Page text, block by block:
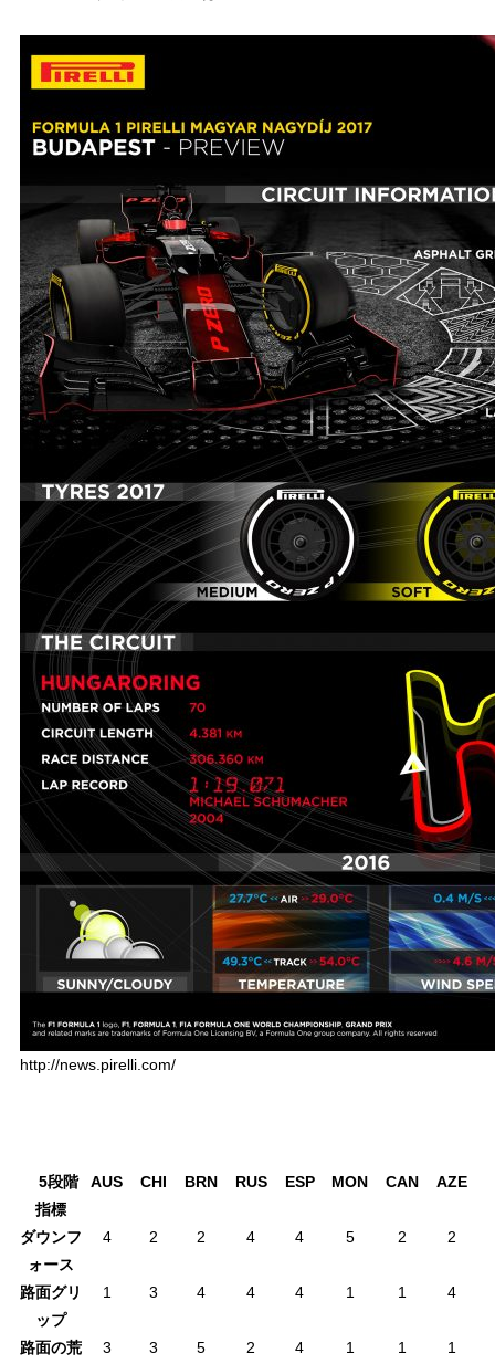
http://news.pirelli.com/
5段階
指標
AUS CHI BRN RUS ESP MON CAN AZE
ダウンフ
ォース
4 2 2 4 4 5 2 2
路面グリ
ップ
1 3 4 4 4 1 1 4
路面の荒
3 3 5 2 4 1 1 1